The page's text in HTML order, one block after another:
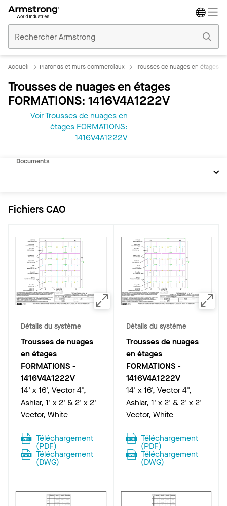
Plafonds
Commerciaux
Accueil Plafonds et murs commerciaux Trousses de nuages en étages
Trousses de nuages en étages
FORMATIONS: 1416V4A1222V
Voir Trousses de nuages en
étages FORMATIONS:
1416V4A1222V
Documents
Fichiers CAO
Détails du système
Trousses de nuages
en étages
FORMATIONS -
1416V4A1222V
14' x 16', Vector 4",
Ashlar, 1' x 2' & 2' x 2'
Vector, White
Téléchargement
(PDF)
Téléchargement
(DWG)
Détails du système
Trousses de nuages
en étages
FORMATIONS -
1416V4A1222V
14' x 16', Vector 4",
Ashlar, 1' x 2' & 2' x 2'
Vector, White
Téléchargement
(PDF)
Téléchargement
(DWG)